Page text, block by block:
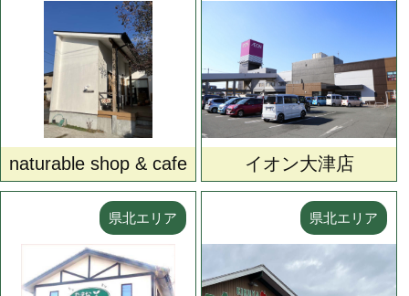
naturable shop & cafe イオン大津店
県北エリア 県北エリア